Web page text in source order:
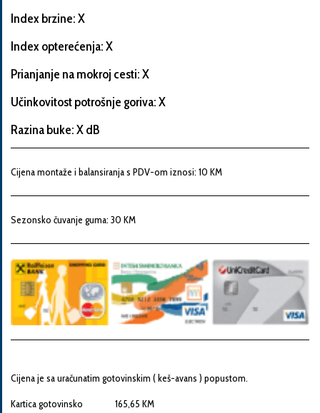
automobila
Snaga
motora
Godina
proizvodnje
Index brzine: X
Index opterećenja: X
Prianjanje na mokroj cesti: X
Učinkovitost potrošnje goriva: X
Razina buke: X dB
Cijena montaže i balansiranja s PDV-om iznosi: 10 KM
Sezonsko čuvanje guma: 30 KM
Cijena je sa uračunatim gotovinskim ( keš-avans ) popustom.
Kartica gotovinsko 165,65 KM